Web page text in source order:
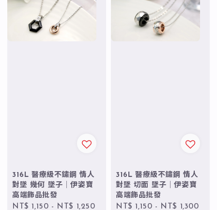
316L 醫療級不鏽鋼 情人
對墜 幾何 墜子｜伊姿寶
高端飾品批發
Regular
NT$ 1,150 - NT$ 1,250
316L 醫療級不鏽鋼 情人
對墜 切面 墜子｜伊姿寶
高端飾品批發
Regular
NT$ 1,150 - NT$ 1,300